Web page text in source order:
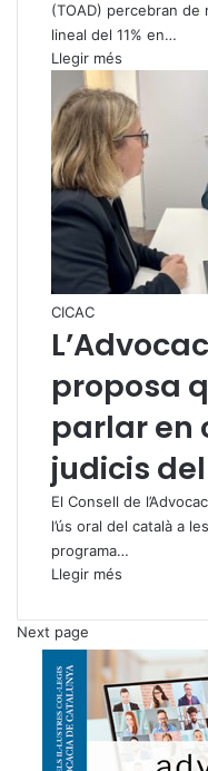
(TOAD) percebran de
lineal del 11% en…
Llegir més
CICAC
proposa
parlar en
judicis del
El Consell de
l’ús oral del català a
programa…
Llegir més
Next page